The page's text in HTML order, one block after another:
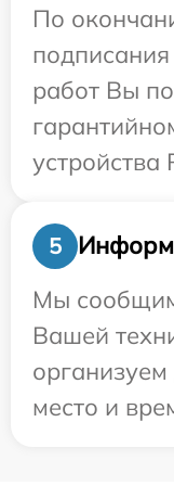
По
работ Вы
устройства
5
Мы
Вашей
место и